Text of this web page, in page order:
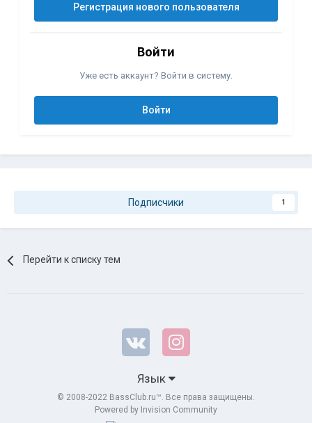
Регистрация нового пользователя
Войти
Уже есть аккаунт? Войти в систему.
Войти
Подписчики 1
Перейти к списку тем
Язык
© 2008-2022 BassClub.ru™. Все права защищены.
Powered by Invision Community